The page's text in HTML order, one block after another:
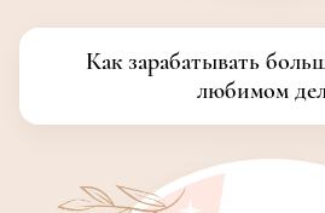
Как зарабатывать
любимом